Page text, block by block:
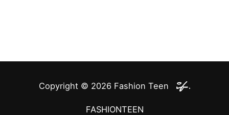
Copyright © 2026 Fashion Teen
FASHIONTEEN